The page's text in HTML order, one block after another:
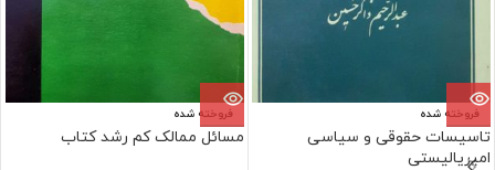
فروخته شده
تاسیسات حقوقی و سیاسی
امپریالیستی
فروخته شده
مسائل ممالک کم رشد کتاب